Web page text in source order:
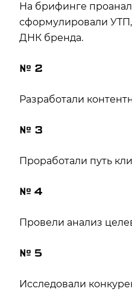
На брифинге
сформулировали
ДНК бренда.
№ 2
Разработали
№ 3
Проработали путь
№ 4
Провели анализ
№ 5
Исследовали